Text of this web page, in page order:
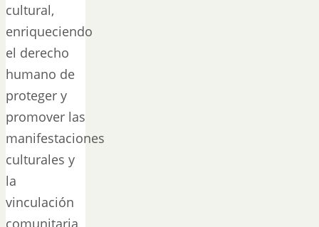
cultural,
enriqueciendo
el derecho
humano de
proteger y
promover las
manifestaciones
culturales y
la
vinculación
comunitaria